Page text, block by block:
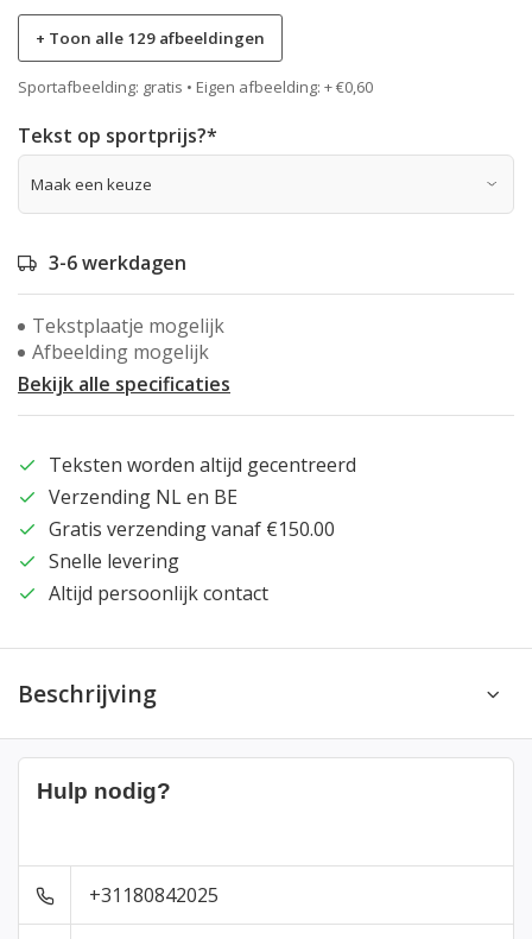
+ Toon alle 129 afbeeldingen
Sportafbeelding: gratis • Eigen afbeelding: + €0,60
Tekst op sportprijs?*
3-6 werkdagen
Tekstplaatje mogelijk
Afbeelding mogelijk
Bekijk alle specificaties
Teksten worden altijd gecentreerd
Verzending NL en BE
Gratis verzending vanaf €150.00
Snelle levering
Altijd persoonlijk contact
Beschrijving
Hulp nodig?
+31180842025